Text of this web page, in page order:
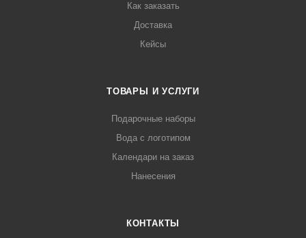
Как заказать
Доставка
Кейсы
ТОВАРЫ И УСЛУГИ
Подарочные наборы
Вода с логотипом
Календари на заказ
Нанесения
КОНТАКТЫ